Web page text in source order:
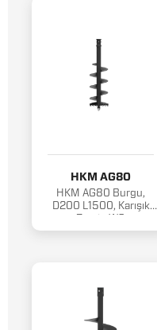
HKM AG80
HKM AG80 Burgu,
D200 L1500, Karışık